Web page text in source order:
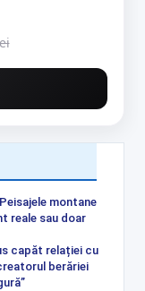
montane
reale sau doar
capăt relației cu
berăriei